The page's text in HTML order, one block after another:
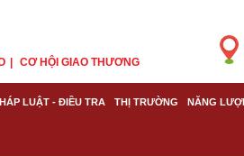
CƠ HỘI GIAO THƯƠNG
LUẬT - ĐIỀU TRA THỊ TRƯỜNG NĂNG